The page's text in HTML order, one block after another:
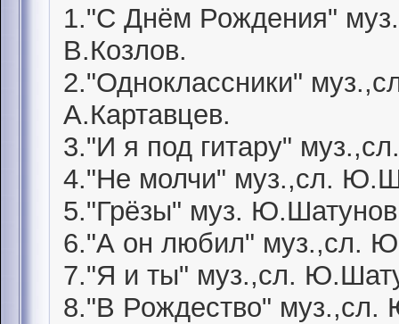
1."С Днём Рождения"
В.Козлов.
2."Одноклассники"
А.Картавцев.
3."И я под гитару"
4."Не молчи" муз.,сл.
5."Грёзы" муз.
6."А он любил" муз.,сл.
7."Я и ты" муз.,сл.
8."В Рождество"